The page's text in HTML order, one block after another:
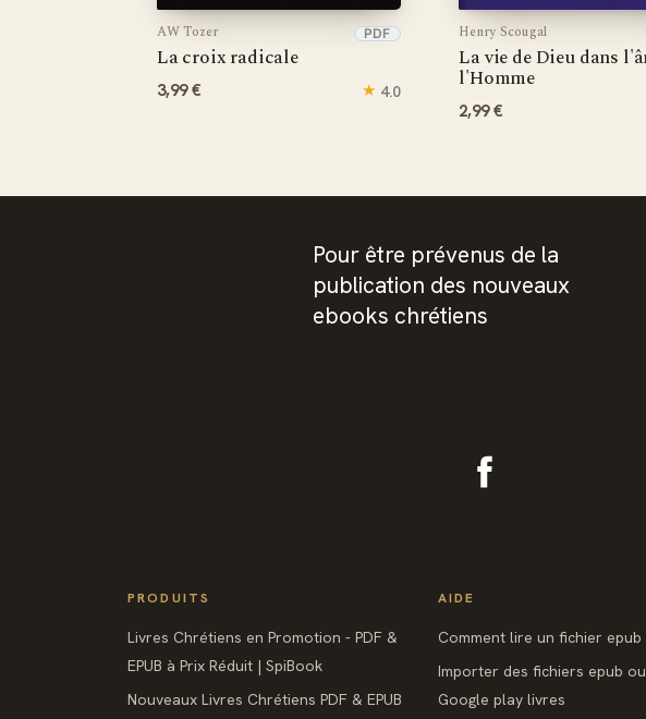
AW Tozer
La croix radicale
PDF
3,99 € ★ 4.0
Henry Scougal
La vie de Dieu dans
l'Homme
2,99 €
Pour être prévenus de la
publication des nouveaux
ebooks chrétiens
PRODUITS
Livres Chrétiens en Promotion - PDF &
EPUB à Prix Réduit | SpiBook
Nouveaux Livres Chrétiens PDF & EPUB
AIDE
Comment lire un fichier epub
Importer des fichiers epub
Google play livres